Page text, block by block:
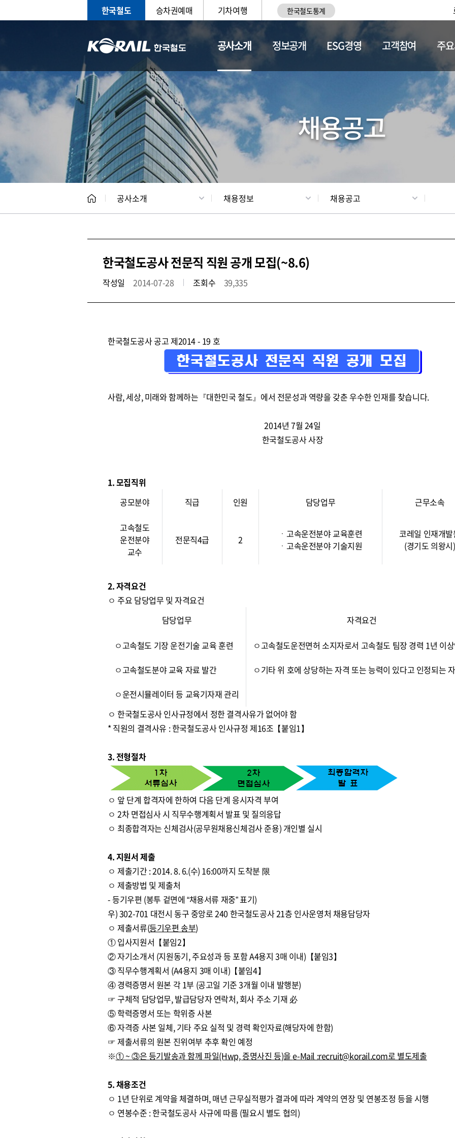
한국철도 승차권예매 기차여행 한국철도통계
공사소개
CEO 일반현황 채용정보
정보공개 ESG경영 고객참여 주
채용공고
공사소개 채용정보 채용공고
한국철도공사 전문직 직원 공개 모집(~8.6)
작성일 2014-07-28 조회수 39,335
한국철도공사 공고 제2014 - 19 호
사람, 세상, 미래와 함께하는『대한민국 철도』에서 전문성과 역량을 갖춘 우수한 인재를 찾습니다.
2014년 7월 24일
한국철도공사 사장
1. 모집직위
공모분야
직급 인원 담당업무 근무소속
고속철도
운전분야
교수
전문직4급 2
ㆍ고속운전분야 교육훈련
ㆍ고속운전분야 기술지원
코레일 인재개발
(경기도 의왕시)
2. 자격요건
ㅇ 주요 담당업무 및 자격요건
담당업무
자격요건
ㅇ고속철도 기장 운전기술 교육 훈련
ㅇ고속철도분야 교육 자료 발간
ㅇ운전시뮬레이터 등 교육기자재 관리
ㅇ고속철도운전면허 소지자로서 고속철도 팀장 경력 1년 이
ㅇ기타 위 호에 상당하는 자격 또는 능력이 있다고 인정되는 자
ㅇ 한국철도공사 인사규정에서 정한 결격사유가 없어야 함
* 직원의 결격사유 : 한국철도공사 인사규정 제16조【붙임1】
3. 전형절차
ㅇ 앞 단계 합격자에 한하여 다음 단계 응시자격 부여
ㅇ 2차 면접심사 시 직무수행계획서 발표 및 질의응답
ㅇ 최종합격자는 신체검사(공무원채용신체검사 준용) 개인별 실시
4. 지원서 제출
ㅇ 제출기간 : 2014. 8. 6.(수) 16:00까지 도착분 限
ㅇ 제출방법 및 제출처
- 등기우편 (봉투 겉면에 “채용서류 재중” 표기)
우) 302-701 대전시 동구 중앙로 240 한국철도공사 21층 인사운영처 채용담당자
ㅇ 제출서류(등기우편 송부)
① 입사지원서【붙임2】
② 자기소개서 (지원동기, 주요성과 등 포함 A4용지 3매 이내)【붙임3】
③ 직무수행계획서 (A4용지 3매 이내)【붙임4】
④ 경력증명서 원본 각 1부 (공고일 기준 3개월 이내 발행분)
☞ 구체적 담당업무, 발급담당자 연락처, 회사 주소 기재 必
⑤ 학력증명서 또는 학위증 사본
⑥ 자격증 사본 일체, 기타 주요 실적 및 경력 확인자료(해당자에 한함)
☞ 제출서류의 원본 진위여부 추후 확인 예정
※①~③은 등기발송과 함께 파일(Hwp,증명사진 등)을e-Mail :recruit@korail.com로 별도제출
5. 채용조건
ㅇ 1년 단위로 계약을 체결하며, 매년 근무실적평가 결과에 따라 계약의 연장 및 연봉조정 등을 시행
ㅇ 연봉수준 : 한국철도공사 사규에 따름 (필요시 별도 협의)